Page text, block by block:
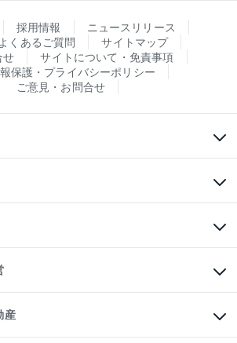
採用情報
ニュースリリース
くあるご質問
サイトマップ
せ
サイトについて・免責事項
保護・プライバシーポリシー
ご意見・お問合せ
購入
中文
産